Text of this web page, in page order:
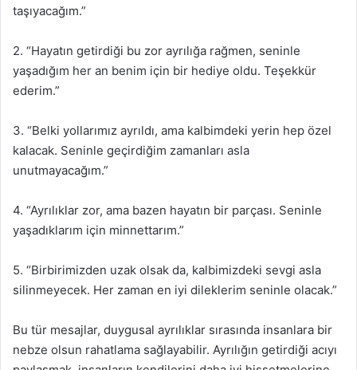
taşıyacağım.”
2. “Hayatın getirdiği bu zor ayrılığa rağmen, seninle
yaşadığım her an benim için bir hediye oldu. Teşekkür
ederim.”
3. “Belki yollarımız ayrıldı, ama kalbimdeki yerin hep özel
kalacak. Seninle geçirdiğim zamanları asla
unutmayacağım.”
4. “Ayrılıklar zor, ama bazen hayatın bir parçası. Seninle
yaşadıklarım için minnettarım.”
5. “Birbirimizden uzak olsak da, kalbimizdeki sevgi asla
silinmeyecek. Her zaman en iyi dileklerim seninle olacak.”
Bu tür mesajlar, duygusal ayrılıklar sırasında insanlara bir
nebze olsun rahatlama sağlayabilir. Ayrılığın getirdiği acıyı